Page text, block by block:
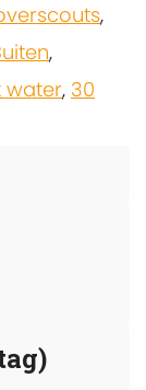
,
,
water, 30